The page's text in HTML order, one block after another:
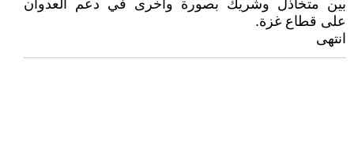
بين متخاذل وشريك بصورة وأخرى في دعم العدوان
على قطاع غزة.
انتهى